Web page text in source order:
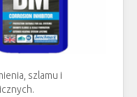
szlamu i